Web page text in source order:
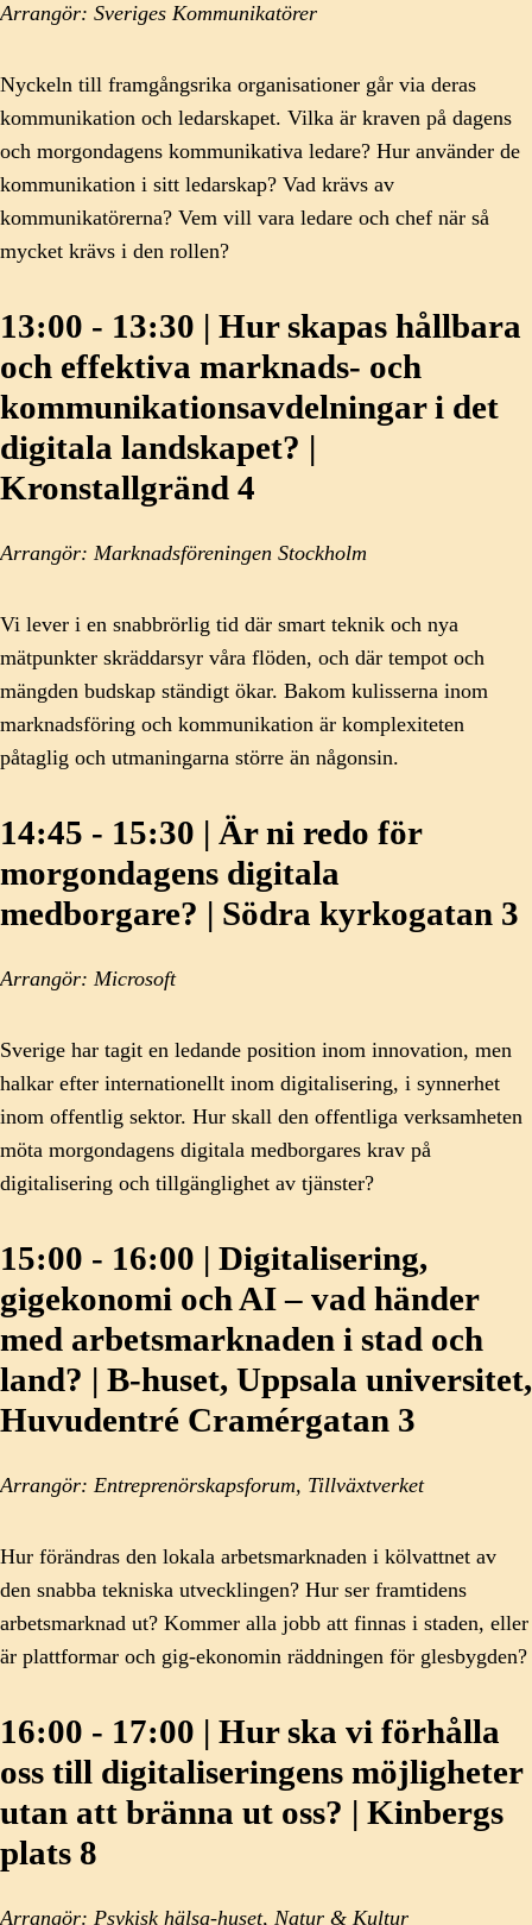
Arrangör: Sveriges Kommunikatörer
Nyckeln till framgångsrika organisationer går via deras
kommunikation och ledarskapet. Vilka är kraven på dagens
och morgondagens kommunikativa ledare? Hur använder de
kommunikation i sitt ledarskap? Vad krävs av
kommunikatörerna? Vem vill vara ledare och chef när så
mycket krävs i den rollen?
13:00 - 13:30 | Hur skapas hållbara
och effektiva marknads- och
kommunikationsavdelningar i det
digitala landskapet? |
Kronstallgränd 4
Arrangör: Marknadsföreningen Stockholm
Vi lever i en snabbrörlig tid där smart teknik och nya
mätpunkter skräddarsyr våra flöden, och där tempot och
mängden budskap ständigt ökar. Bakom kulisserna inom
marknadsföring och kommunikation är komplexiteten
påtaglig och utmaningarna större än någonsin.
14:45 - 15:30 | Är ni redo för
morgondagens digitala
medborgare? | Södra kyrkogatan 3
Arrangör: Microsoft
Sverige har tagit en ledande position inom innovation, men
halkar efter internationellt inom digitalisering, i synnerhet
inom offentlig sektor. Hur skall den offentliga verksamheten
möta morgondagens digitala medborgares krav på
digitalisering och tillgänglighet av tjänster?
15:00 - 16:00 | Digitalisering,
gigekonomi och AI – vad händer
med arbetsmarknaden i stad och
land? | B-huset, Uppsala universitet,
Huvudentré Cramérgatan 3
Arrangör: Entreprenörskapsforum, Tillväxtverket
Hur förändras den lokala arbetsmarknaden i kölvattnet av
den snabba tekniska utvecklingen? Hur ser framtidens
arbetsmarknad ut? Kommer alla jobb att finnas i staden, eller
är plattformar och gig-ekonomin räddningen för glesbygden?
16:00 - 17:00 | Hur ska vi förhålla
oss till digitaliseringens möjligheter
utan att bränna ut oss? | Kinbergs
plats 8
Arrangör: Psykisk hälsa-huset, Natur & Kultur